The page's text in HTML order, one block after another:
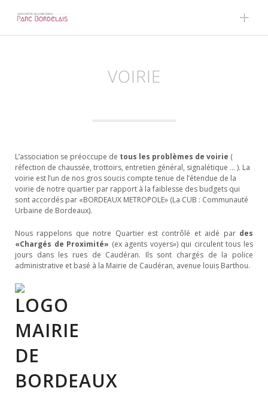
Skip to content
VOIRIE
L’association se préoccupe de tous les problèmes de voirie (
réfection de chaussée, trottoirs, entretien général, signalétique … ). La
voirie est l’un de nos gros soucis compte tenue de l’étendue de la
voirie de notre quartier par rapport à la faiblesse des budgets qui
sont accordés par «BORDEAUX METROPOLE» (La CUB : Communauté
Urbaine de Bordeaux).
Nous rappelons que notre Quartier est contrôlé et aidé par des
«Chargés de Proximité» (ex agents voyers») qui circulent tous les
jours dans les rues de Caudéran. Ils sont chargés de la police
administrative et basé à la Mairie de Caudéran, avenue louis Barthou.